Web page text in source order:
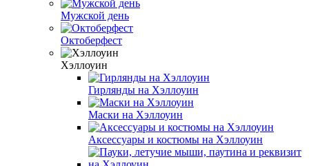
Мужской день
Октоберфест
Хэллоуин
Гирлянды на Хэллоуин
Маски на Хэллоуин
Аксессуары и костюмы на Хэллоуин